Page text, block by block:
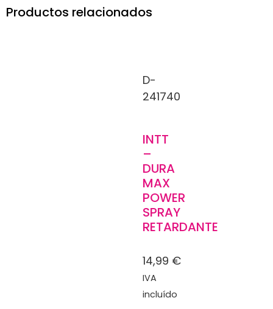
Productos relacionados
D-
241740
INTT
–
DURA
MAX
POWER
SPRAY
RETARDANTE
14,99 €
IVA
incluído